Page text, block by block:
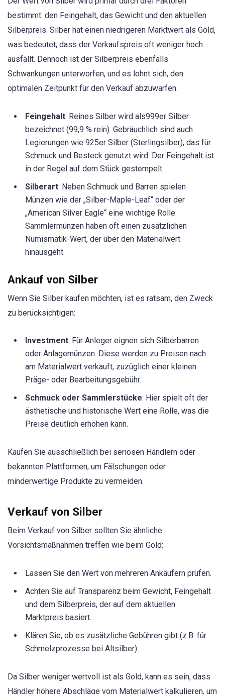
bestimmt: den Feingehalt, das Gewicht und den aktuellen
Silberpreis. Silber hat einen niedrigeren Marktwert als Gold,
was bedeutet, dass der Verkaufspreis oft weniger hoch
ausfällt. Dennoch ist der Silberpreis ebenfalls
Schwankungen unterworfen, und es lohnt sich, den
optimalen Zeitpunkt für den Verkauf abzuwarfen.
Feingehalt: Reines Silber wird als999er Silber
bezeichnet (99,9 % rein). Gebräuchlich sind auch
Legierungen wie 925er Silber (Sterlingsilber), das für
Schmuck und Besteck genutzt wird. Der Feingehalt ist
in der Regel auf dem Stück gestempelt.
Silberart: Neben Schmuck und Barren spielen
Münzen wie der „Silber-Maple-Leaf“ oder der
„American Silver Eagle“ eine wichtige Rolle.
Sammlermünzen haben oft einen zusätzlichen
Numismatik-Wert, der über den Materialwert
hinausgeht.
Ankauf von Silber
Wenn Sie Silber kaufen möchten, ist es ratsam, den Zweck
zu berücksichtigen:
Investment: Für Anleger eignen sich Silberbarren
oder Anlagemünzen. Diese werden zu Preisen nach
am Materialwert verkauft, zuzüglich einer kleinen
Präge- oder Bearbeitungsgebühr.
Schmuck oder Sammlerstücke: Hier spielt oft der
ästhetische und historische Wert eine Rolle, was die
Preise deutlich erhöhen kann.
Kaufen Sie ausschließlich bei seriösen Händlern oder
bekannten Plattformen, um Fälschungen oder
minderwertige Produkte zu vermeiden.
Verkauf von Silber
Beim Verkauf von Silber sollten Sie ähnliche
Vorsichtsmaßnahmen treffen wie beim Gold:
Lassen Sie den Wert von mehreren Ankäufern prüfen.
Achten Sie auf Transparenz beim Gewicht, Feingehalt
und dem Silberpreis, der auf dem aktuellen
Marktpreis basiert.
Klären Sie, ob es zusätzliche Gebühren gibt (z.B. für
Schmelzprozesse bei Altsilber).
Da Silber weniger wertvoll ist als Gold, kann es sein, dass
Händler höhere Abschläge vom Materialwert kalkulieren, um